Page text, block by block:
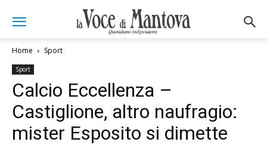
Home Sport
Sport
Calcio Eccellenza –
Castiglione, altro naufragio:
mister Esposito si dimette